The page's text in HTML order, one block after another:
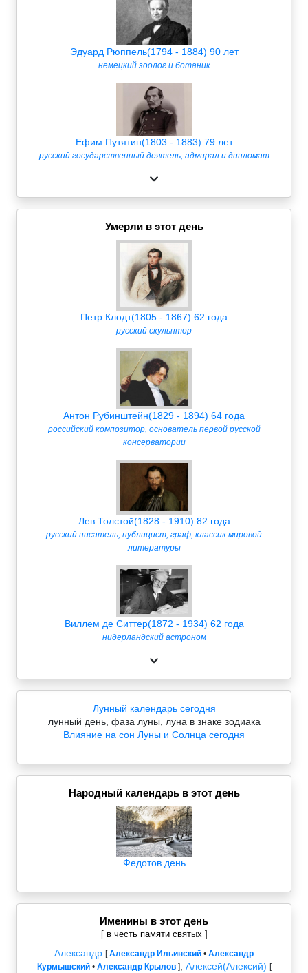
Эдуард Рюппель(1794 - 1884) 90 лет
немецкий зоолог и ботаник
Ефим Путятин(1803 - 1883) 79 лет
русский государственный деятель, адмирал и дипломат
Умерли в этот день
Петр Клодт(1805 - 1867) 62 года
русский скульптор
Антон Рубинштейн(1829 - 1894) 64 года
российский композитор, основатель первой русской
консерватории
Лев Толстой(1828 - 1910) 82 года
русский писатель, публицист, граф, классик мировой
литературы
Виллем де Ситтер(1872 - 1934) 62 года
нидерландский астроном
Лунный календарь сегодня
лунный день, фаза луны, луна в знаке зодиака
Влияние на сон Луны и Солнца сегодня
Народный календарь в этот день
Федотов день
Именины в этот день
[ в честь памяти святых ]
Александр [Александр Ильинский • Александр
Курмышский• Александр Крылов], Алексей(Алексий) [